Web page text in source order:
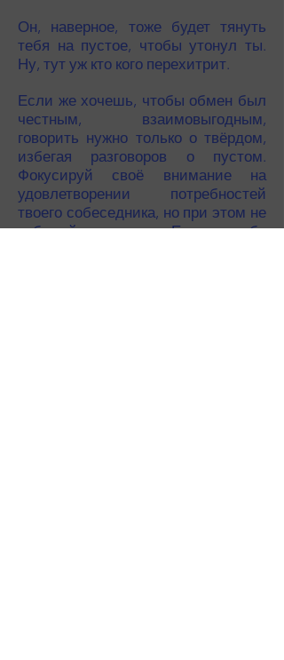
Он, наверное, тоже будет тянуть
тебя на пустое, чтобы утонул ты.
Ну, тут уж кто кого перехитрит.
Если же хочешь, чтобы обмен был
честным, взаимовыгодным,
говорить нужно только о твёрдом,
избегая разговоров о пустом.
Фокусируй своё внимание на
удовлетворении потребностей
твоего собеседника, но при этом не
забывай и о своих. Если вы оба